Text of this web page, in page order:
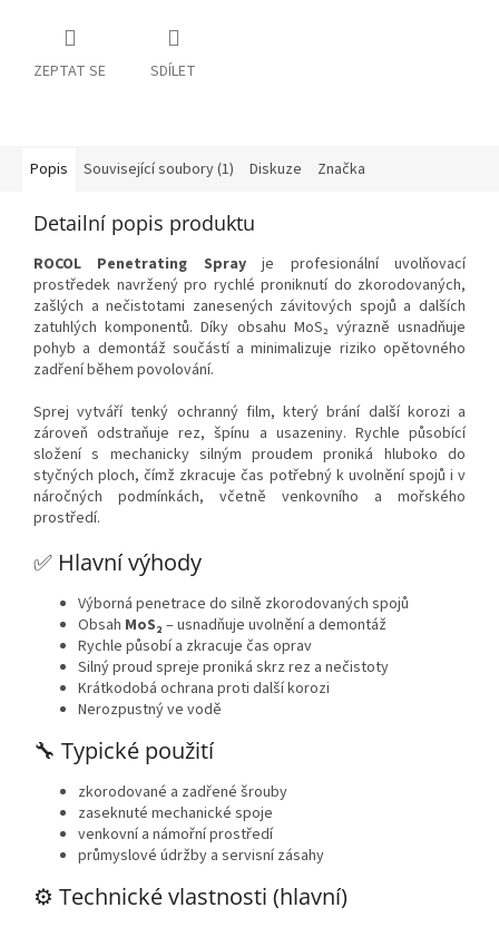
ZEPTAT SE SDÍLET
Popis Související soubory (1) Diskuze Značka
Detailní popis produktu
ROCOL Penetrating Sprayje profesionální uvolňovací
prostředek navržený pro rychlé proniknutí do zkorodovaných,
zašlých a nečistotami zanesených závitových spojů a dalších
zatuhlých komponentů. Díky obsahu MoS₂ výrazně usnadňuje
pohyb a demontáž součástí a minimalizuje riziko opětovného
zadření během povolování.
Sprej vytváří tenký ochranný film, který brání další korozi a
zároveň odstraňuje rez, špínu a usazeniny. Rychle působící
složení s mechanicky silným proudem proniká hluboko do
styčných ploch, čímž zkracuje čas potřebný k uvolnění spojů i v
náročných podmínkách, včetně venkovního a mořského
prostředí.
✅ Hlavní výhody
Výborná penetrace do silně zkorodovaných spojů
Obsah MoS₂ – usnadňuje uvolnění a demontáž
Rychle působí a zkracuje čas oprav
Silný proud spreje proniká skrz rez a nečistoty
Krátkodobá ochrana proti další korozi
Nerozpustný ve vodě
🔧 Typické použití
zkorodované a zadřené šrouby
zaseknuté mechanické spoje
venkovní a námořní prostředí
průmyslové údržby a servisní zásahy
⚙️ Technické vlastnosti (hlavní)